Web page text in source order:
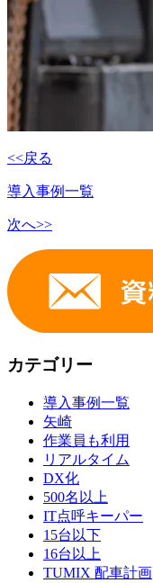
<<戻る
導入事例一覧
次へ>>
カテゴリー
導入事例一覧
矢崎
作業員も利用
リアルタイム
DX化
500名以上
IT点呼キーパー
15台以下
16台以上
TUMIX 配車計画